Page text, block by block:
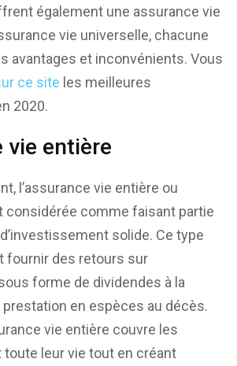
également une assurance vie
vie universelle, chacune
avantages et inconvénients. Vous
ce site les meilleures
2020.
vie entière
l’assurance vie entière ou
considérée comme faisant partie
solide. Ce type
fournir des retours sur
forme de dividendes à la
en espèces au décès.
vie entière couvre les
leur vie tout en créant